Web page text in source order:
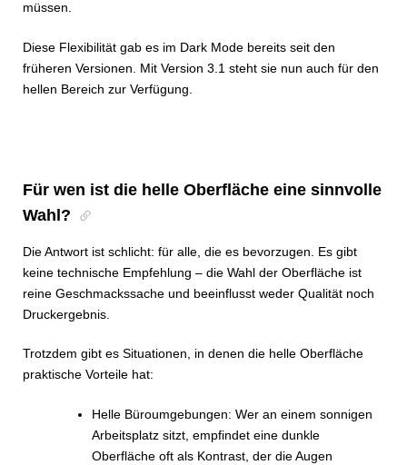
müssen.
Diese Flexibilität gab es im Dark Mode bereits seit den
früheren Versionen. Mit Version 3.1 steht sie nun auch für den
hellen Bereich zur Verfügung.
Für wen ist die helle Oberfläche eine sinnvolle
Wahl?
Die Antwort ist schlicht: für alle, die es bevorzugen. Es gibt
keine technische Empfehlung – die Wahl der Oberfläche ist
reine Geschmackssache und beeinflusst weder Qualität noch
Druckergebnis.
Trotzdem gibt es Situationen, in denen die helle Oberfläche
praktische Vorteile hat:
Helle Büroumgebungen: Wer an einem sonnigen
Arbeitsplatz sitzt, empfindet eine dunkle
Oberfläche oft als Kontrast, der die Augen